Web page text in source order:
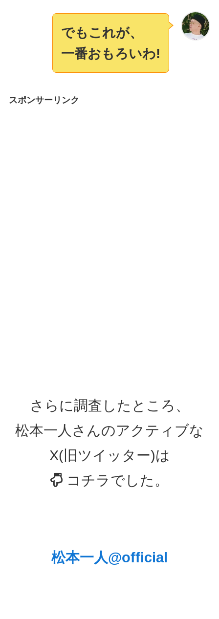
でも これが、
一番おもろいわ!
スポンサーリンク
さらに調査したところ、
松本一人さんのアクティブな
X(旧ツイッター)は
コチラでした。
松本一人@official